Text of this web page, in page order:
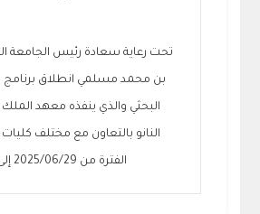
تحت رعاية سعادة رئيس الجامعة
بن محمد مسلمي انطلاق برنامج
البحثي والذي ينفذه معهد الملك
النانو بالتعاون مع مختلف
الفترة من 2025/06/29 إلى 2025/07/24